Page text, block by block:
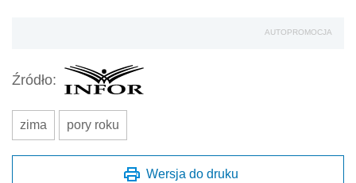
AUTOPROMOCJA
Źródło:
zima pory roku
Wersja do druku